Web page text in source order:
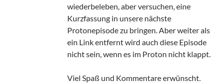
wiederbeleben, aber versuchen, eine
Kurzfassung in unsere nächste
Protonepisode zu bringen. Aber weiter als
ein Link entfernt wird auch diese Episode
nicht sein, wenn es im Proton nicht klappt.
Viel Spaß und Kommentare erwünscht.